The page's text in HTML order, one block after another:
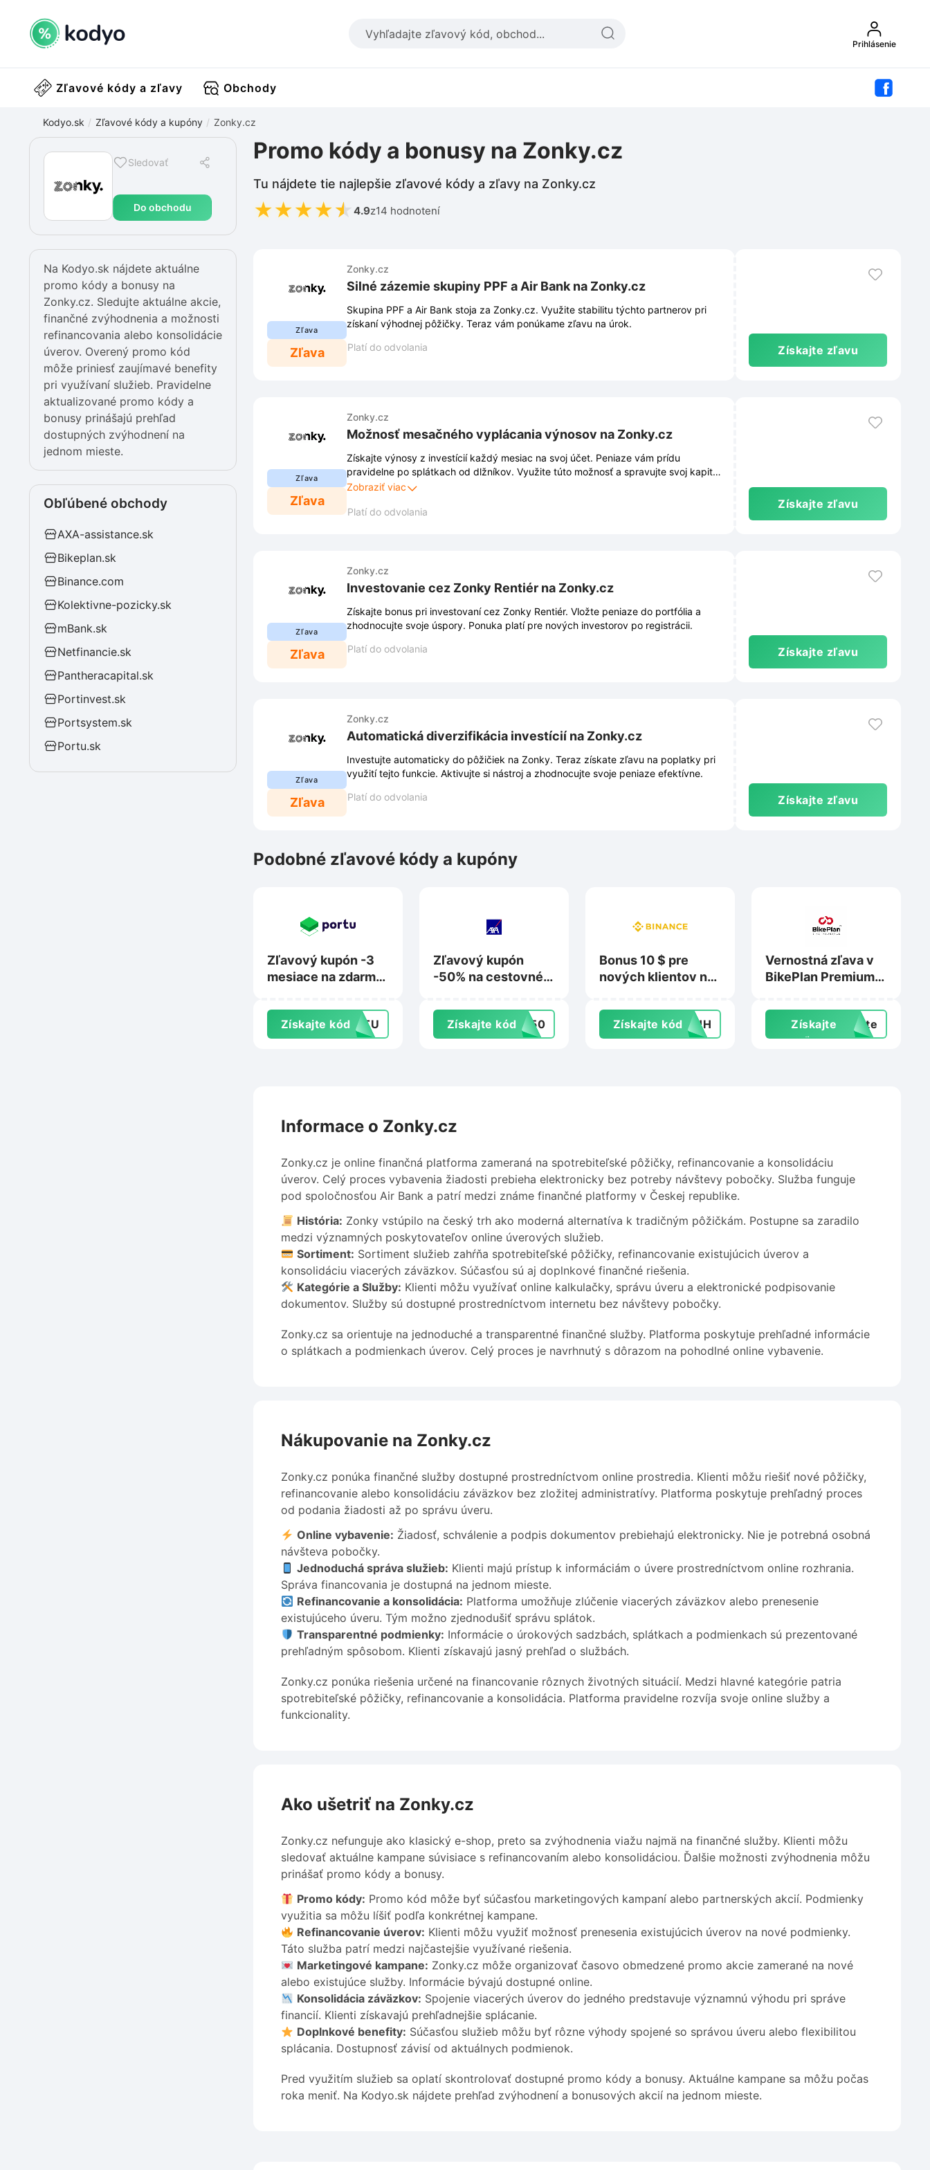
Prihlásenie
Zľavové kódy a zľavy Obchody
Kodyo.sk Zľavové kódy a kupóny Zonky.cz
Sledovať
Do obchodu
Promo kódy a bonusy na Zonky.cz
Tu nájdete tie najlepšie zľavové kódy a zľavy na Zonky.cz
★★★★★ 4.9z14 hodnotení
Na Kodyo.sk nájdete aktuálne
promo kódy a bonusy na
Zonky.cz. Sledujte aktuálne akcie,
finančné zvýhodnenia a možnosti
refinancovania alebo konsolidácie
úverov. Overený promo kód
môže priniesť zaujímavé benefity
pri využívaní služieb. Pravidelne
aktualizované promo kódy a
bonusy prinášajú prehľad
dostupných zvýhodnení na
jednom mieste.
Obľúbené obchody
AXA-assistance.sk
Bikeplan.sk
Binance.com
Kolektivne-pozicky.sk
mBank.sk
Netfinancie.sk
Pantheracapital.sk
Portinvest.sk
Portsystem.sk
Portu.sk
Zľava
Zľava
Zonky.cz
Silné zázemie skupiny PPF a Air Bank na Zonky.cz
Skupina PPF a Air Bank stoja za Zonky.cz. Využite stabilitu týchto partnerov pri
získaní výhodnej pôžičky. Teraz vám ponúkame zľavu na úrok.
Platí do odvolania
Získajte zľavu
Zľava
Zľava
Zonky.cz
Možnosť mesačného vyplácania výnosov na Zonky.cz
Získajte výnosy z investícií každý mesiac na svoj účet. Peniaze vám prídu
pravidelne po splátkach od dlžníkov. Využite túto možnosť a spravujte svoj kapitál
efektívne.
Zobraziť viac
Platí do odvolania
Získajte zľavu
Zľava
Zľava
Zonky.cz
Investovanie cez Zonky Rentiér na Zonky.cz
Získajte bonus pri investovaní cez Zonky Rentiér. Vložte peniaze do portfólia a
zhodnocujte svoje úspory. Ponuka platí pre nových investorov po registrácii.
Platí do odvolania
Získajte zľavu
Zľava
Zľava
Zonky.cz
Automatická diverzifikácia investícií na Zonky.cz
Investujte automaticky do pôžičiek na Zonky. Teraz získate zľavu na poplatky pri
využití tejto funkcie. Aktivujte si nástroj a zhodnocujte svoje peniaze efektívne.
Platí do odvolania
Získajte zľavu
Podobné zľavové kódy a kupóny
Zľavový kupón -3
mesiace na zdarma
Získajte kódORTU
Zľavový kupón
-50% na cestovné
assistance.sk
Získajte kódSK50
Bonus 10 $ pre
nových klientov na
Získajte kód66HH
Vernostná zľava v
BikePlan Premium
Získajte
zľavu
exte
Informace o Zonky.cz
Zonky.cz je online finančná platforma zameraná na spotrebiteľské pôžičky, refinancovanie a konsolidáciu
úverov. Celý proces vybavenia žiadosti prebieha elektronicky bez potreby návštevy pobočky. Služba funguje
pod spoločnosťou Air Bank a patrí medzi známe finančné platformy v Českej republike.
História: Zonky vstúpilo na český trh ako moderná alternatíva k tradičným pôžičkám. Postupne sa zaradilo
medzi významných poskytovateľov online úverových služieb.
Sortiment: Sortiment služieb zahŕňa spotrebiteľské pôžičky, refinancovanie existujúcich úverov a
konsolidáciu viacerých záväzkov. Súčasťou sú aj doplnkové finančné riešenia.
Kategórie a Služby: Klienti môžu využívať online kalkulačky, správu úveru a elektronické podpisovanie
dokumentov. Služby sú dostupné prostredníctvom internetu bez návštevy pobočky.
Zonky.cz sa orientuje na jednoduché a transparentné finančné služby. Platforma poskytuje prehľadné informácie
o splátkach a podmienkach úverov. Celý proces je navrhnutý s dôrazom na pohodlné online vybavenie.
Nákupovanie na Zonky.cz
Zonky.cz ponúka finančné služby dostupné prostredníctvom online prostredia. Klienti môžu riešiť nové pôžičky,
refinancovanie alebo konsolidáciu záväzkov bez zložitej administratívy. Platforma poskytuje prehľadný proces
od podania žiadosti až po správu úveru.
Online vybavenie: Žiadosť, schválenie a podpis dokumentov prebiehajú elektronicky. Nie je potrebná osobná
návšteva pobočky.
Jednoduchá správa služieb: Klienti majú prístup k informáciám o úvere prostredníctvom online rozhrania.
Správa financovania je dostupná na jednom mieste.
Refinancovanie a konsolidácia: Platforma umožňuje zlúčenie viacerých záväzkov alebo prenesenie
existujúceho úveru. Tým možno zjednodušiť správu splátok.
Transparentné podmienky: Informácie o úrokových sadzbách, splátkach a podmienkach sú prezentované
prehľadným spôsobom. Klienti získavajú jasný prehľad o službách.
Zonky.cz ponúka riešenia určené na financovanie rôznych životných situácií. Medzi hlavné kategórie patria
spotrebiteľské pôžičky, refinancovanie a konsolidácia. Platforma pravidelne rozvíja svoje online služby a
funkcionality.
Ako ušetriť na Zonky.cz
Zonky.cz nefunguje ako klasický e-shop, preto sa zvýhodnenia viažu najmä na finančné služby. Klienti môžu
sledovať aktuálne kampane súvisiace s refinancovaním alebo konsolidáciou. Ďalšie možnosti zvýhodnenia môžu
prinášať promo kódy a bonusy.
Promo kódy: Promo kód môže byť súčasťou marketingových kampaní alebo partnerských akcií. Podmienky
využitia sa môžu líšiť podľa konkrétnej kampane.
Refinancovanie úverov: Klienti môžu využiť možnosť prenesenia existujúcich úverov na nové podmienky.
Táto služba patrí medzi najčastejšie využívané riešenia.
Marketingové kampane: Zonky.cz môže organizovať časovo obmedzené promo akcie zamerané na nové
alebo existujúce služby. Informácie bývajú dostupné online.
Konsolidácia záväzkov: Spojenie viacerých úverov do jedného predstavuje významnú výhodu pri správe
financií. Klienti získavajú prehľadnejšie splácanie.
Doplnkové benefity: Súčasťou služieb môžu byť rôzne výhody spojené so správou úveru alebo flexibilitou
splácania. Dostupnosť závisí od aktuálnych podmienok.
Pred využitím služieb sa oplatí skontrolovať dostupné promo kódy a bonusy. Aktuálne kampane sa môžu počas
roka meniť. Na Kodyo.sk nájdete prehľad zvýhodnení a bonusových akcií na jednom mieste.